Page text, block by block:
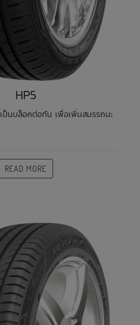
HP5
ป็นบล็อคต่อกัน เพื่อเพิ่มสมรรถนะ
READ MORE